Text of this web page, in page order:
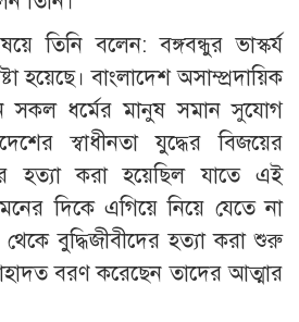
তিনি বলেন: বঙ্গবন্ধুর ভাস্কর্য
হয়েছে। বাংলাদেশ অসাম্প্রদায়িক
সকল ধর্মের মানুষ সমান সুযোগ
স্বাধীনতা যুদ্ধের বিজয়ের
হত্যা করা হয়েছিল যাতে এই
দিকে এগিয়ে নিয়ে যেতে না
বুদ্ধিজীবীদের হত্যা করা শুরু
বরণ করেছেন তাদের আত্মার